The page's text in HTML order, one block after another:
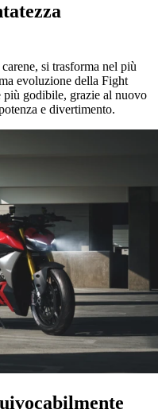
si trasforma nel più
evoluzione della Fight
più godibile, grazie al nuovo
e divertimento.